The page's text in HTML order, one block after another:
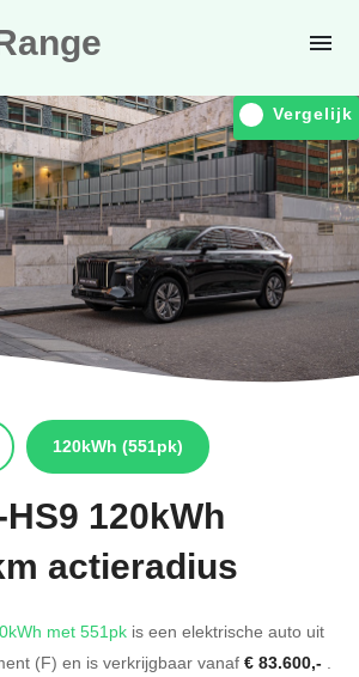
Vergelijk
120kWh (551pk)
HS9 120kWh
actieradius
met 551pk is een elektrische auto uit
(F) en is verkrijgbaar vanaf € 83.600,- .